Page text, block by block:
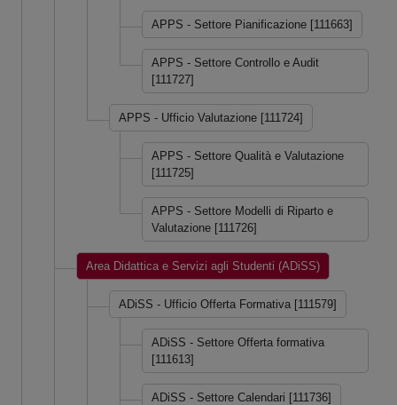
APPS - Settore Pianificazione [111663]
APPS - Settore Controllo e Audit
[111727]
APPS - Ufficio Valutazione [111724]
APPS - Settore Qualità e Valutazione
[111725]
APPS - Settore Modelli di Riparto e
Valutazione [111726]
Area Didattica e Servizi agli Studenti (ADiSS)
ADiSS - Ufficio Offerta Formativa [111579]
ADiSS - Settore Offerta formativa
[111613]
ADiSS - Settore Calendari [111736]